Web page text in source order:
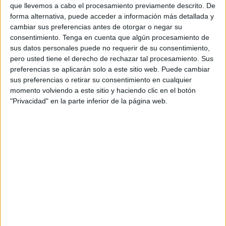
que llevemos a cabo el procesamiento previamente descrito. De
forma alternativa, puede acceder a información más detallada y
cambiar sus preferencias antes de otorgar o negar su
consentimiento. Tenga en cuenta que algún procesamiento de
sus datos personales puede no requerir de su consentimiento,
pero usted tiene el derecho de rechazar tal procesamiento. Sus
preferencias se aplicarán solo a este sitio web. Puede cambiar
sus preferencias o retirar su consentimiento en cualquier
momento volviendo a este sitio y haciendo clic en el botón
"Privacidad" en la parte inferior de la página web.
trabajar El Conocimiento […]
Publicado en: Ciencias Sociales Ciencias Sociales
Educación
Primaria
Primer Ciclo Segundo Ciclo
Etiquetado como:
atención , conocimiento del entorno Fichas imprimibles
Para
plastificar,Primaria,Primer grado,Segundo de primaria ,
segundo grado